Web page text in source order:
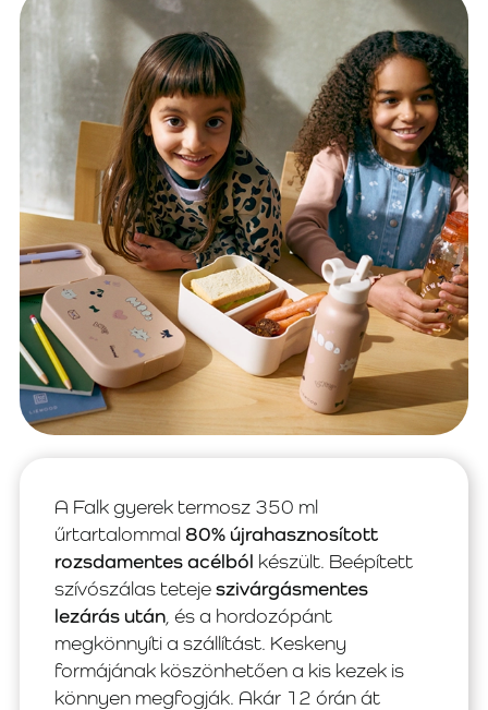
A Falk gyerek termosz 350 ml
űrtartalommal80% újrahasznosított
rozsdamentes acélból készült. Beépített
szívószálas tetejeszivárgásmentes
lezárás után , és a hordozópánt
megkönnyíti a szállítást. Keskeny
formájának köszönhetően a kis kezek is
könnyen megfogják. Akár 12 órán át